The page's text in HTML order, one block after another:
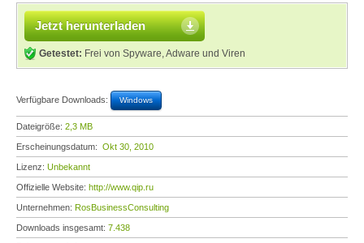
Jetzt herunterladen
Getestet: Frei von Spyware, Adware und Viren
Verfügbare Downloads: Windows
Dateigröße: 2,3 MB
Erscheinungsdatum: Okt 30, 2010
Lizenz: Unbekannt
Offizielle Website: http://www.qip.ru
Unternehmen: RosBusinessConsulting
Downloads insgesamt: 7.438